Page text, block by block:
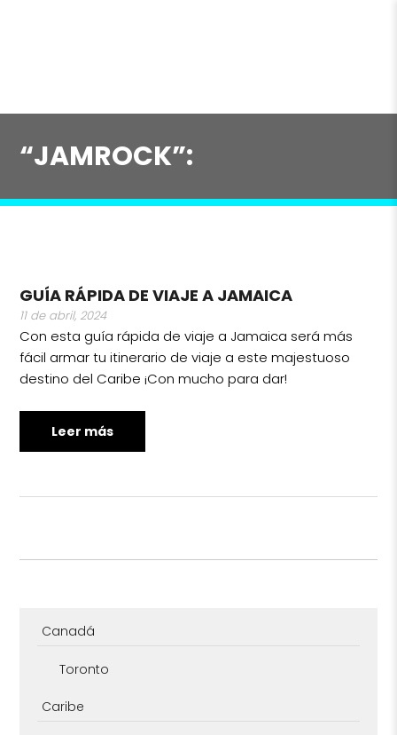
“JAMROCK”:
GUÍA RÁPIDA DE VIAJE A JAMAICA
11 de abril, 2024
Con esta guía rápida de viaje a Jamaica será más
fácil armar tu itinerario de viaje a este majestuoso
destino del Caribe ¡Con mucho para dar!
Leer más
Canadá
Toronto
Caribe